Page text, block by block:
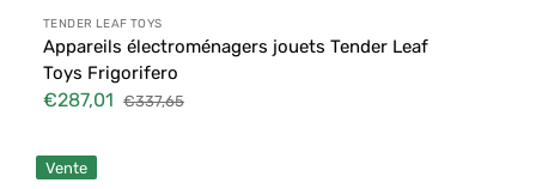
Distributeur :
TENDER LEAF TOYS
Appareils électroménagers jouets Tender Leaf
Toys Frigorifero
Prix
€287,01
Prix
€337,65
LALAPRESSO
Vente